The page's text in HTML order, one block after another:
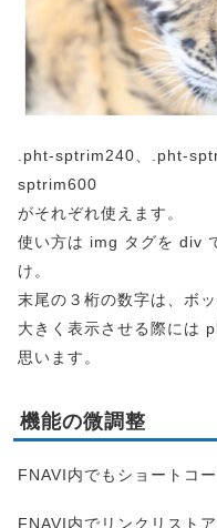
.pht-sptrim240、.pht-
sptrim600
がそれぞれ使えます。
使い方は img タグを div
け。
末尾の３桁の数字は、ボ
大きく表示させる際には
思います。
機能の微調整
FNAVI内でもショートコ
FNAVI内でリンクリスト